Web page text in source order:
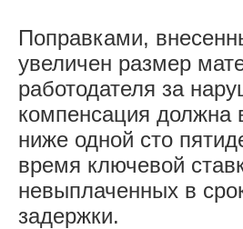
Поправками,
увеличен размер
работодателя за
компенсация должна
ниже одной сто
время ключевой
невыплаченных в
задержки.